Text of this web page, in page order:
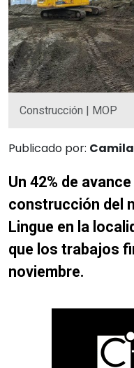
Construcción | MOP
Publicado por:
Un 42% de
construcción del
Lingue en la
que los trabajos
noviembre.